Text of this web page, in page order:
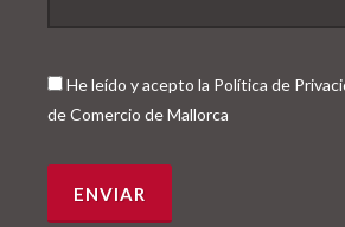
He leído y acepto la Política de
de Comercio de Mallorca